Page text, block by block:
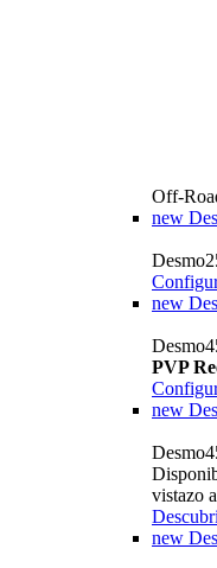
Off-
new
new
PVP
new
vistazo
new